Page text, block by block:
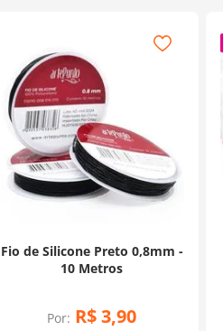
Fio de Silicone Preto 0,8mm -
10 Metros
Por: R$3,90